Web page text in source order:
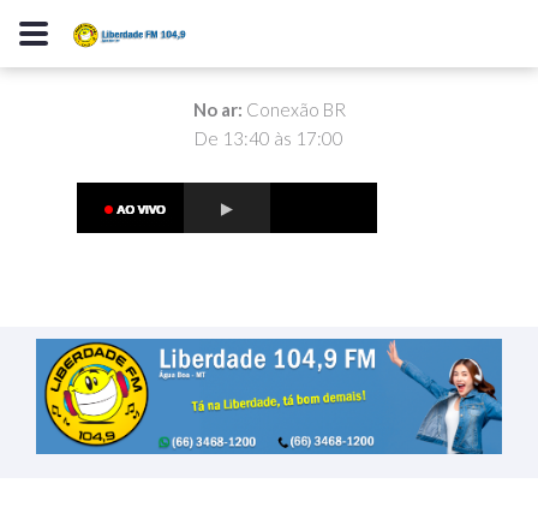
No ar: Conexão BR
De 13:40 às 17:00